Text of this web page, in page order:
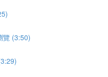
覽 (3:50)